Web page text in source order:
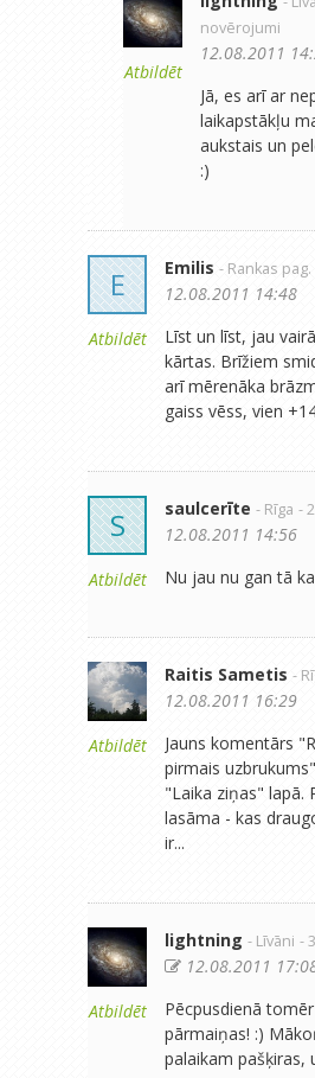
Atbildēt
novērojumi
12.08.2011
Jā, es arī ar
laikapstākļu
aukstais un
:)
E
Atbildēt
Emilis - Rankas pag.
12.08.2011 14:48
Līst un līst, jau
kārtas. Brīžiem
arī mērenāka
gaiss vēss, vien
S
Atbildēt
saulcerīte - Rīga -
12.08.2011 14:56
Nu jau nu gan tā
Atbildēt
Raitis Sametis -
12.08.2011 16:29
Jauns komentārs
pirmais
"Laika ziņas" lapā.
lasāma - kas
ir...
Atbildēt
lightning - Līvāni -
12.08.2011
Pēcpusdienā
pārmaiņas! :)
palaikam pašķiras,